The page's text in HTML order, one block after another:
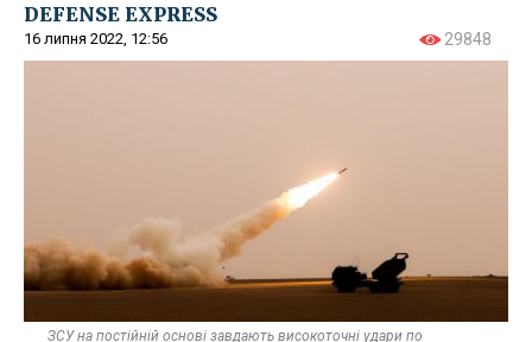
DEFENSE EXPRESS
16 липня 2022, 12:56 29848
ЗСУ на постійній основі завдають високоточні удари по